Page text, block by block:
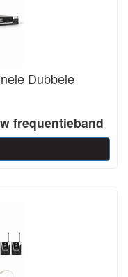
Dubbele
frequentieband